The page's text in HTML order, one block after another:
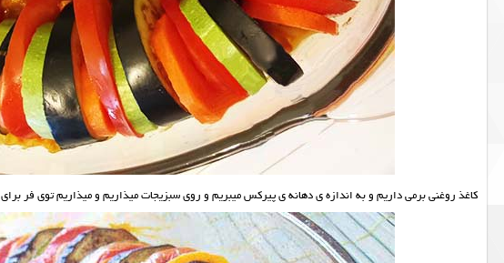
کاغذ روغنی برمی داریم و به اندازه ی دهانه ی پیرکس میبریم و روی سبزیجات میذاریم و میذاریم توی فر برای ۵ تا ۶۰ دقیقه تا خوب بپزن